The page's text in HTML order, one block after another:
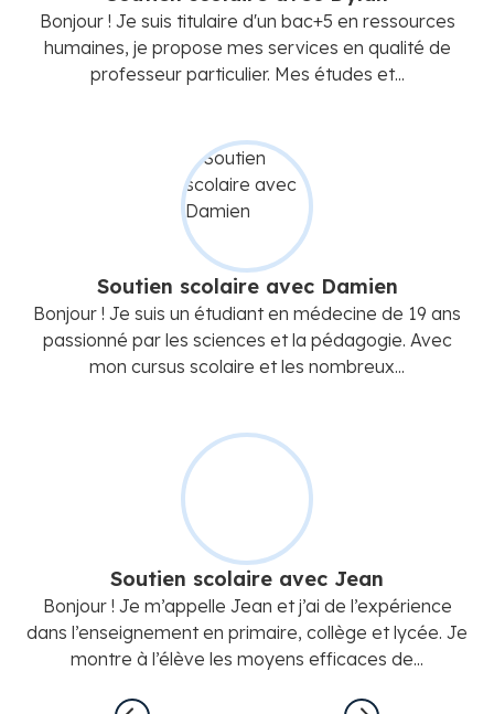
Bonjour ! Je suis titulaire d'un bac+5 en ressources
humaines, je propose mes services en qualité de
professeur particulier. Mes études et...
Soutien scolaire avec Damien
Bonjour ! Je suis un étudiant en médecine de 19 ans
passionné par les sciences et la pédagogie. Avec
mon cursus scolaire et les nombreux...
Soutien scolaire avec Jean
Bonjour ! Je m’appelle Jean et j’ai de l’expérience
dans l’enseignement en primaire, collège et lycée. Je
montre à l’élève les moyens efficaces de...